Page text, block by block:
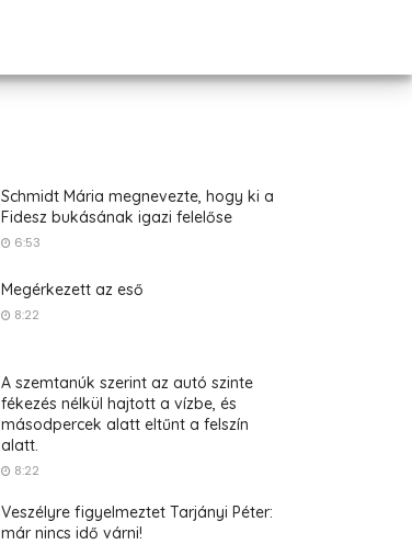
Schmidt Mária megnevezte, hogy ki a
Fidesz bukásának igazi felelőse
6:53
Megérkezett az eső
8:22
A szemtanúk szerint az autó szinte
fékezés nélkül hajtott a vízbe, és
másodpercek alatt eltűnt a felszín
alatt.
8:22
Veszélyre figyelmeztet Tarjányi Péter:
már nincs idő várni!